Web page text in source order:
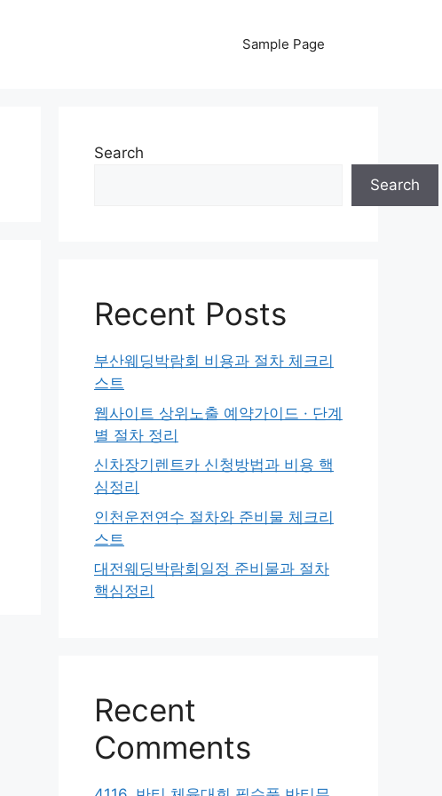
Sample Page
Search
Search
Recent Posts
부산웨딩박람회 비용과 절차 체크리
스트
웹사이트 상위노출 예약가이드 · 단계
별 절차 정리
신차장기렌트카 신청방법과 비용 핵
심정리
인천운전연수 절차와 준비물 체크리
스트
대전웨딩박람회일정 준비물과 절차
핵심정리
Recent
Comments